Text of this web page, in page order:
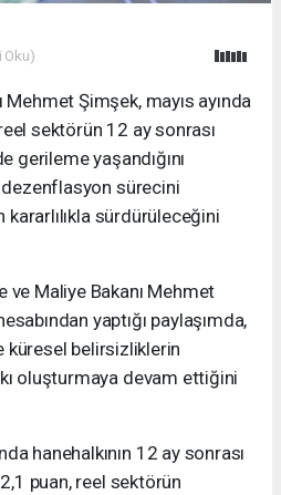
Oku)
Mehmet Şimşek, mayıs ayında
sektörün 12 ay sonrası
gerileme yaşandığını
dezenflasyon sürecini
sürdürüleceğini
ve Maliye Bakanı Mehmet
yaptığı paylaşımda,
küresel belirsizliklerin
oluşturmaya devam ettiğini
hanehalkının 12 ay sonrası
puan, reel sektörün